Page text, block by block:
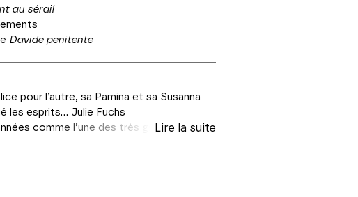
au sérail
Davide penitente
pour l’autre, sa Pamina et sa Susanna
les esprits... Julie Fuchs
comme l’une des très grandes
de son art en s’emparant de
Lire la suite